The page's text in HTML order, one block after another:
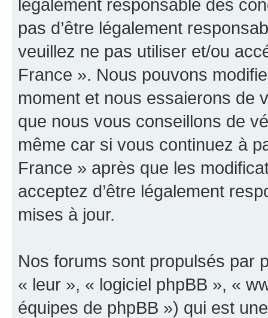
légalement responsable des
pas d’être légalement
veuillez ne pas utiliser et/ou
France ». Nous pouvons
moment et nous essaierons de
que nous vous conseillons de
même car si vous continuez à
France » après que les
acceptez d’être légalement
mises à jour.
Nos forums sont propulsés par
« leur », « logiciel phpBB », «
équipes de phpBB ») qui est